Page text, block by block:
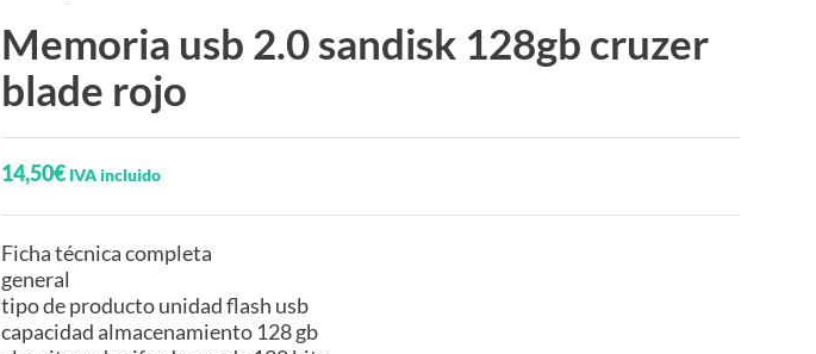
Memoria usb 2.0 sandisk 128gb cruzer
blade rojo
14,50€ IVA incluido
Ficha técnica completa
general
tipo de producto unidad flash usb
capacidad almacenamiento 128 gb